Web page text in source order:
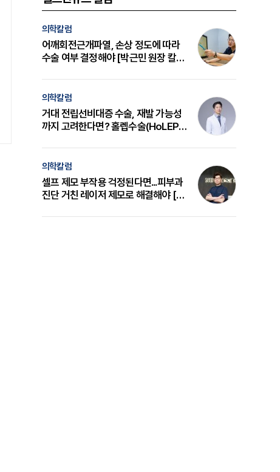
의학칼럼
어깨회전근개파열, 손상 정도에 따라
수술 여부 결정해야 [박근민 원장 칼
의학칼럼
거대 전립선비대증 수술, 재발 가능성
까지 고려한다면? 홀렙수술(HoLEP)
의학칼럼
셀프 제모 부작용 걱정된다면...피부과
진단 거친 레이저 제모로 해결해야 [변